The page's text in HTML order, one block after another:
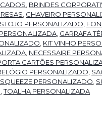
BRINDES
CHAVEIRO
PERSONALIZADO
GARRAFA
KIT VINHO
NECESSAIRE
CARTÕES
PERSONALIZADO
SQUEEZE PERSONALIZADO
,TOALHA PERSONALIZADA